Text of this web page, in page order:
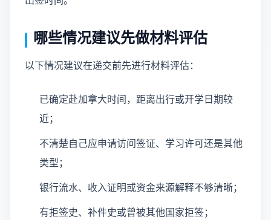
哪些情况建议先做材料评估
以下情况建议在递交前先进行材料评估：
已确定赴加拿大时间，距离出行或开学日期较
近；
不清楚自己应申请访问签证、学习许可还是其他
类型；
银行流水、收入证明或资金来源解释不够清晰；
有拒签史、补件史或曾被其他国家拒签；